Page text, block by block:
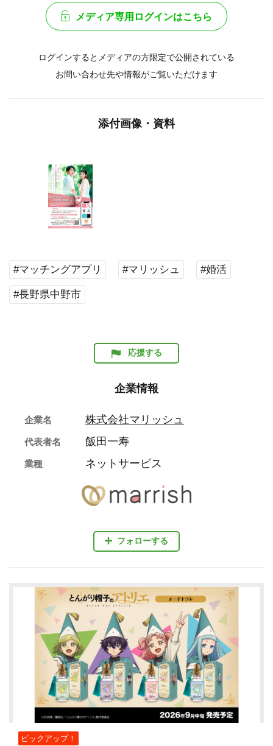
メディア専用ログインはこちら
ログインするとメディアの方限定で公開されている
お問い合わせ先や情報がご覧いただけます
添付画像・資料
#マッチングアプリ #マリッシュ #婚活
#長野県中野市
応援する
企業情報
フォローする
企業名 株式会社マリッシュ
代表者名 飯田一寿
業種 ネットサービス
ピックアップ！